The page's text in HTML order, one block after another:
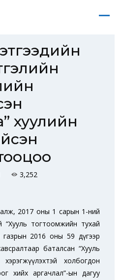
хуулийн
3,252
2017 оны 1 сарын 1-ний
“Хууль тогтоомжийн тухай
газрын 2016 оны 59 дүгээр
баталсан “Хууль
холбогдон
хийх аргачлал”-ын дагуу